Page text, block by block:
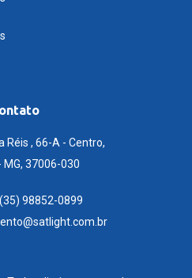
Réis , 66-A - Centro,
MG, 37006-030
(35) 98852-0899